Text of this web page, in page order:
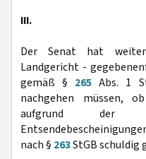
III.
Der Senat hat
Landgericht -
gemäß § 265 Abs. 1
nachgehen müssen,
aufgrund der
nach § 263StGB schuldig